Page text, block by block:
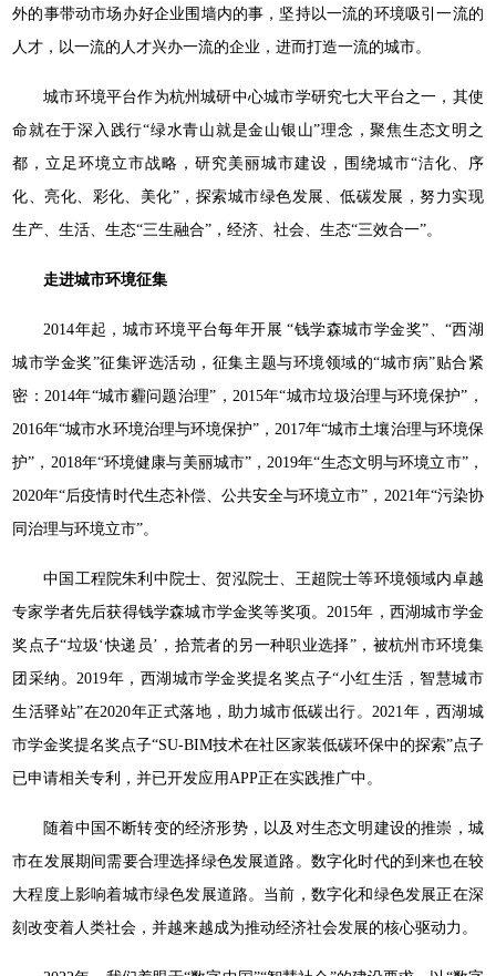
外的事带动市场办好企业围墙内的事，坚持以一流的环境吸引一流的
人才，以一流的人才兴办一流的企业，进而打造一流的城市。
城市环境平台作为杭州城研中心城市学研究七大平台之一，其使
命就在于深入践行“绿水青山就是金山银山”理念，聚焦生态文明之
都，立足环境立市战略，研究美丽城市建设，围绕城市“洁化、序
化、亮化、彩化、美化”，探索城市绿色发展、低碳发展，努力实现
生产、生活、生态“三生融合”，经济、社会、生态“三效合一”。
走进城市环境征集
2014年起，城市环境平台每年开展 “钱学森城市学金奖”、“西湖
城市学金奖”征集评选活动，征集主题与环境领域的“城市病”贴合紧
密：2014年“城市霾问题治理”，2015年“城市垃圾治理与环境保护”，
2016年“城市水环境治理与环境保护”，2017年“城市土壤治理与环境保
护”，2018年“环境健康与美丽城市”，2019年“生态文明与环境立市”，
2020年“后疫情时代生态补偿、公共安全与环境立市”，2021年“污染协
同治理与环境立市”。
中国工程院朱利中院士、贺泓院士、王超院士等环境领域内卓越
专家学者先后获得钱学森城市学金奖等奖项。2015年，西湖城市学金
奖点子“垃圾‘快递员’，拾荒者的另一种职业选择”，被杭州市环境集
团采纳。2019年，西湖城市学金奖提名奖点子“小红生活，智慧城市
生活驿站”在2020年正式落地，助力城市低碳出行。2021年，西湖城
市学金奖提名奖点子“SU-BIM技术在社区家装低碳环保中的探索”点子
已申请相关专利，并已开发应用APP正在实践推广中。
随着中国不断转变的经济形势，以及对生态文明建设的推崇，城
市在发展期间需要合理选择绿色发展道路。数字化时代的到来也在较
大程度上影响着城市绿色发展道路。当前，数字化和绿色发展正在深
刻改变着人类社会，并越来越成为推动经济社会发展的核心驱动力。